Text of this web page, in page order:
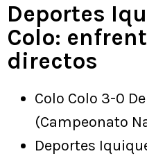
Deportes
Colo:
directos
Colo Colo 3-0
(Campeonato
Deportes